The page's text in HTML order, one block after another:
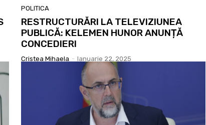
POLITICA
RESTRUCTURĂRI LA TELEVIZIUNEA
PUBLICĂ: KELEMEN HUNOR ANUNȚĂ
CONCEDIERI
Cristea Mihaela - Ianuarie 22, 2025